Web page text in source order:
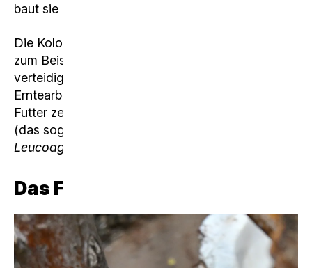
baut sie aus und pflegt sie.
Die Kolonie ist in Kasten organisiert. So hat es
zum Beispiel Wächterinnen, welche die Kolonie
verteidigen und entsprechend gross sind oder die
Erntearbeiterinnen, welche das herbeigebrachte
Futter zerkauen und zu kleinen Kügelchen formen
(das sogenannte Substrat), auf welchem der Pilz
Leucoagaricus
Das Futter